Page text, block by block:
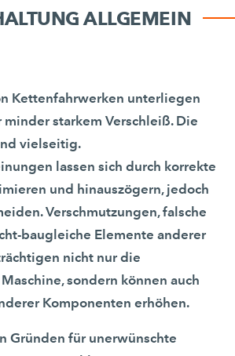
ALLGEMEIN
Kettenfahrwerken unterliegen
starkem Verschleiß. Die
vielseitig.
lassen sich durch korrekte
und hinauszögern, jedoch
Verschmutzungen, falsche
baugleiche Elemente anderer
nicht nur die
sondern können auch
Komponenten erhöhen.
Gründen für unerwünschte